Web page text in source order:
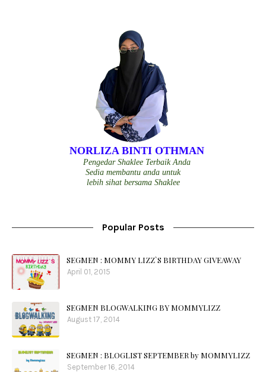
NORLIZA BINTI OTHMAN
Pengedar Shaklee Terbaik Anda
Sedia membantu anda untuk
lebih sihat bersama Shaklee
Popular Posts
SEGMEN : MOMMY LIZZ`S BIRTHDAY GIVEAWAY
April 01, 2015
SEGMEN BLOGWALKING BY MOMMYLIZZ
August 17, 2014
SEGMEN : BLOGLIST SEPTEMBER by MOMMYLIZZ
September 16, 2014